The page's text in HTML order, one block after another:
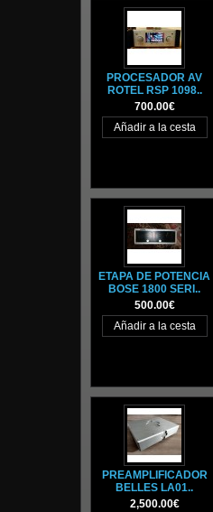
PROCESADOR AV
ROTEL RSP 1098..
700.00€
ETAPA DE POTENCIA
BOSE 1800 SERI..
500.00€
PREAMPLIFICADOR
BELLES LA01..
2,500.00€